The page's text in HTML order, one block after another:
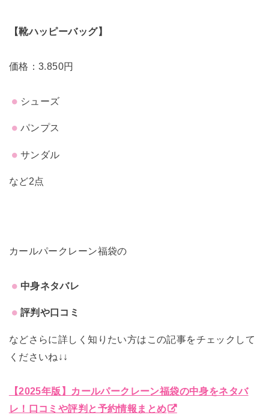
【靴ハッピーバッグ】
価格：3.850円
シューズ
パンプス
サンダル
など2点
カールパークレーン福袋の
中身ネタバレ
評判や口コミ
などさらに詳しく知りたい方はこの記事をチェックして
くださいね↓↓
【2025年版】カールパークレーン福袋の中身をネタバ
レ！口コミや評判と予約情報まとめ